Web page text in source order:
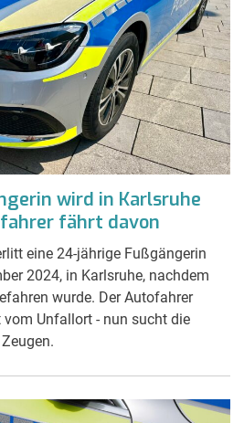
wird in Karlsruhe
fährt davon
eine 24-jährige Fußgängerin
2024, in Karlsruhe, nachdem
wurde. Der Autofahrer
Unfallort - nun sucht die